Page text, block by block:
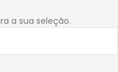
a sua seleção.